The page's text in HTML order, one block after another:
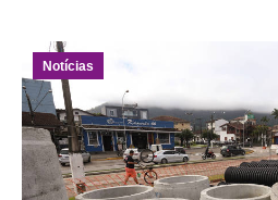
Notícias